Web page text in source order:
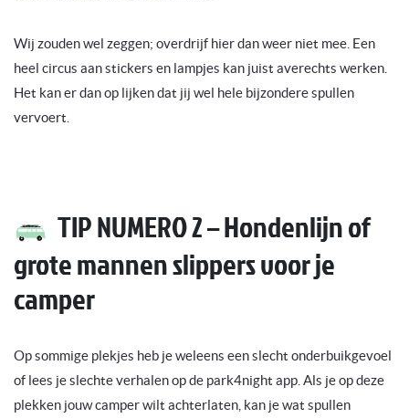
Wij zouden wel zeggen; overdrijf hier dan weer niet mee. Een
heel circus aan stickers en lampjes kan juist averechts werken.
Het kan er dan op lijken dat jij wel hele bijzondere spullen
vervoert.
TIP NUMERO 2 – Hondenlijn of
grote mannen slippers voor je
camper
Op sommige plekjes heb je weleens een slecht onderbuikgevoel
of lees je slechte verhalen op de park4night app. Als je op deze
plekken jouw camper wilt achterlaten, kan je wat spullen